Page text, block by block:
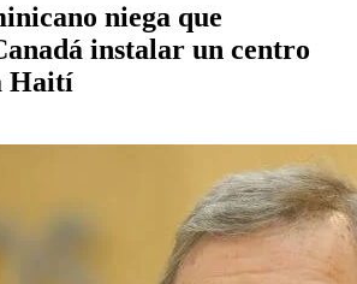
niega que
instalar un centro
Haití